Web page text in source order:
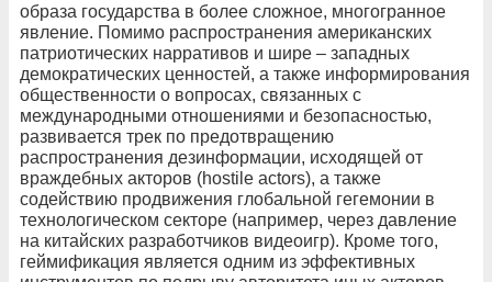
образа государства в более сложное, многогранное
явление. Помимо распространения американских
патриотических нарративов и шире – западных
демократических ценностей, а также информирования
общественности о вопросах, связанных с
международными отношениями и безопасностью,
развивается трек по предотвращению
распространения дезинформации, исходящей от
враждебных акторов (hostile actors), а также
содействию продвижения глобальной гегемонии в
технологическом секторе (например, через давление
на китайских разработчиков видеоигр). Кроме того,
геймификация является одним из эффективных